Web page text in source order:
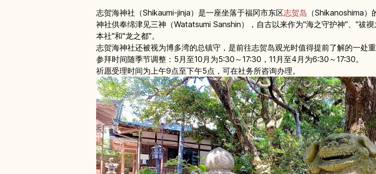
志贺海神社（Shikaumi-jinja）是一座坐落于福冈市东区志贺岛 （Shikanoshima）
神社供奉绵津见三神（Watatsumi Sanshin），自古以来作为"海之守护神"、"祓
本社"和"龙之都"。
志贺海神社还被视为博多湾的总镇守，是前往志贺岛观光时值得提前了解的一处重
参拜时间随季节调整：5月至10月为5:30～17:30，11月至4月为6:30～17:30。
祈愿受理时间为上午9点至下午5点，可在社务所咨询办理。